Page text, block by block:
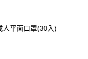
人平面口罩(30入)